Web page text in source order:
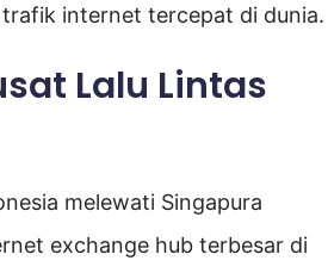
internet tercepat di dunia.
Lalu Lintas
melewati Singapura
exchange hub terbesar di